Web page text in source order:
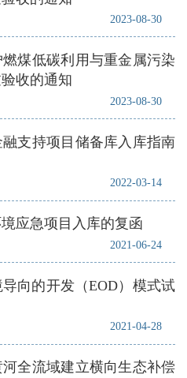
2023-08-30
2023-08-30
煤低碳利用与重金属污染
收的通知
2022-03-14
支持项目储备库入库指南
2021-06-24
应急项目入库的复函
2021-04-28
向的开发（EOD）模式试
全流域建立横向生态补偿